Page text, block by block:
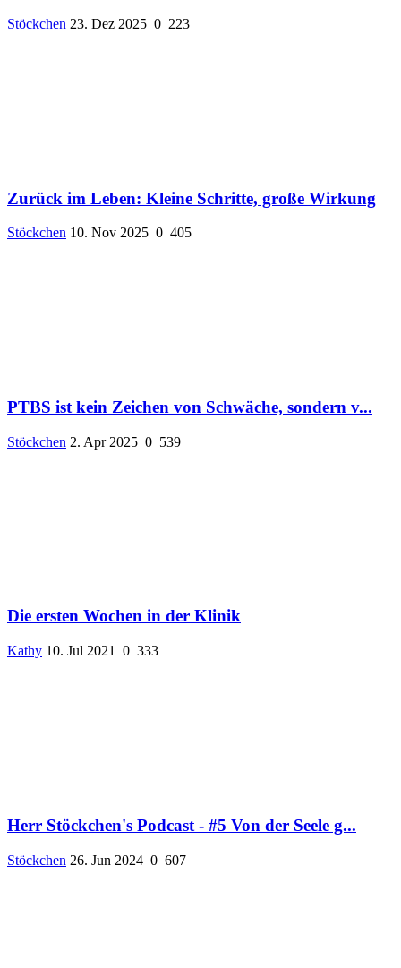
Stöckchen 23. Dez 2025 0 223
Zurück im Leben: Kleine Schritte, große Wirkung
Stöckchen 10. Nov 2025 0 405
PTBS ist kein Zeichen von Schwäche, sondern v...
Stöckchen 2. Apr 2025 0 539
Die ersten Wochen in der Klinik
Kathy 10. Jul 2021 0 333
Herr Stöckchen's Podcast - #5 Von der Seele g...
Stöckchen 26. Jun 2024 0 607